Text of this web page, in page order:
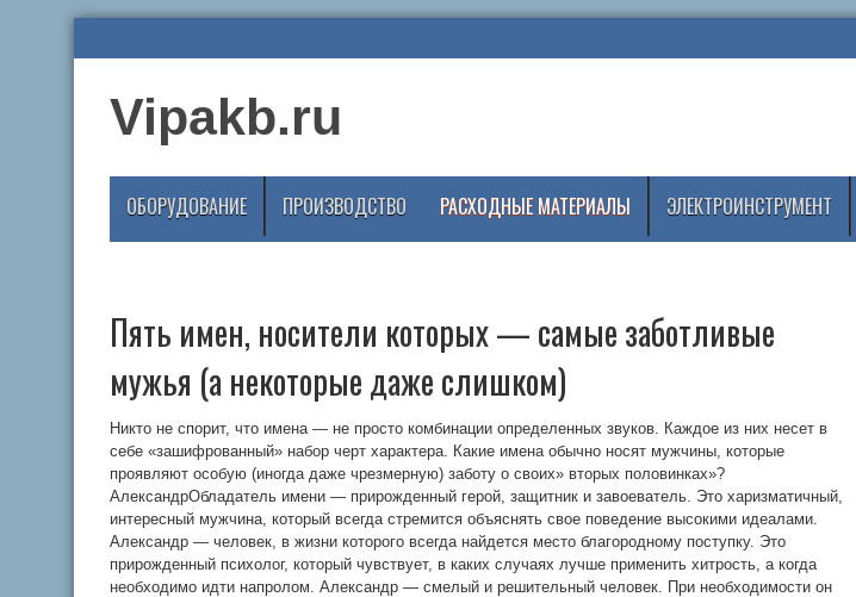
Vipakb.ru
ОБОРУДОВАНИЕ ПРОИЗВОДСТВО РАСХОДНЫЕ МАТЕРИАЛЫ ЭЛЕКТРОИНСТРУМЕНТ
Пять имен, носители которых — самые заботливые
мужья (а некоторые даже слишком)
Никто не спорит, что имена — не просто комбинации определенных звуков. Каждое из них несет в
себе «зашифрованный» набор черт характера. Какие имена обычно носят мужчины, которые
проявляют особую (иногда даже чрезмерную) заботу о своих» вторых половинках»?
АлександрОбладатель имени — прирожденный герой, защитник и завоеватель. Это харизматичный,
интересный мужчина, который всегда стремится объяснять свое поведение высокими идеалами.
Александр — человек, в жизни которого всегда найдется место благородному поступку. Это
прирожденный психолог, который чувствует, в каких случаях лучше применить хитрость, а когда
необходимо идти напролом. Александр — смелый и решительный человек. При необходимости он